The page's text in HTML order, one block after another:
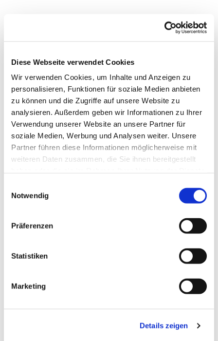
Diese Webseite verwendet Cookies
Wir verwenden Cookies, um Inhalte und Anzeigen zu
personalisieren, Funktionen für soziale Medien anbieten
zu können und die Zugriffe auf unsere Website zu
analysieren. Außerdem geben wir Informationen zu Ihrer
Verwendung unserer Website an unsere Partner für
soziale Medien, Werbung und Analysen weiter. Unsere
Partner führen diese Informationen möglicherweise mit
weiteren Daten zusammen, die Sie ihnen bereitgestellt
Notwendig
Präferenzen
Statistiken
Marketing
Details zeigen
Dies könnte Sie auch
interessieren